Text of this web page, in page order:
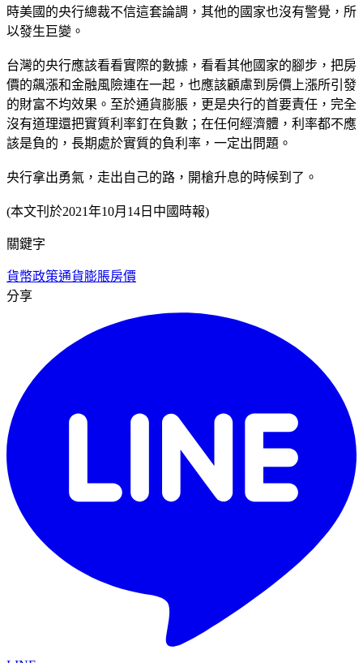
時美國的央行總裁不信這套論調，其他的國家也沒有警覺，所
以發生巨變。
台灣的央行應該看看實際的數據，看看其他國家的腳步，把房
價的飆漲和金融風險連在一起，也應該顧慮到房價上漲所引發
的財富不均效果。至於通貨膨脹，更是央行的首要責任，完全
沒有道理還把實質利率釘在負數；在任何經濟體，利率都不應
該是負的，長期處於實質的負利率，一定出問題。
央行拿出勇氣，走出自己的路，開槍升息的時候到了。
(本文刊於2021年10月14日中國時報)
關鍵字
貨幣政策通貨膨脹房價
分享